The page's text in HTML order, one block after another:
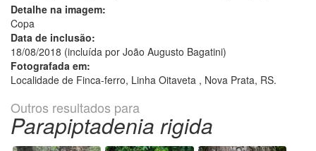
Detalhe na imagem:
Copa
Data de inclusão:
18/08/2018 (incluída por João Augusto Bagatini)
Fotografada em:
Localidade de Finca-ferro, Linha Oitaveta , Nova Prata, RS.
Outros resultados para
Parapiptadenia rigida